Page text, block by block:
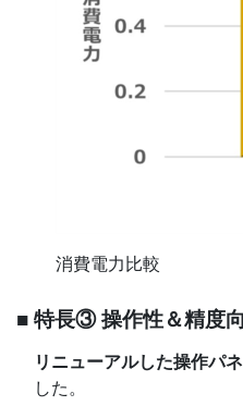
消費電力比較
■ 特長③ 操作性＆精度
リニューアルした操作パ
した。